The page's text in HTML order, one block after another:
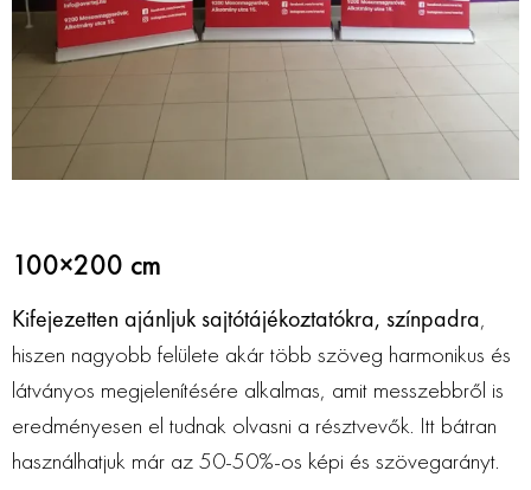
100×200 cm
Kifejezetten ajánljuk sajtótájékoztatókra, színpadra,
hiszen nagyobb felülete akár több szöveg harmonikus és
látványos megjelenítésére alkalmas, amit messzebbről is
eredményesen el tudnak olvasni a résztvevők. Itt bátran
használhatjuk már az 50-50%-os képi és szövegarányt.